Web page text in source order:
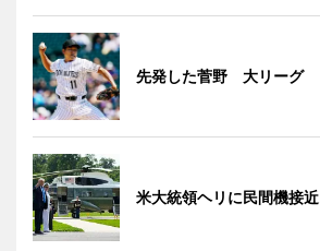
先発した菅野 大リーグ
米大統領ヘリに民間機接近